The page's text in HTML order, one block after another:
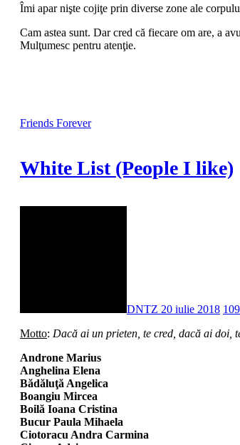
Îmi apar nişte cojiţe prin diverse zone ale
Cam astea sunt. Dar cred că fiecare om are, a
Mulţumesc pentru atenţie.
Friends Forever
White List (People I like)
DNTZ 20 iulie 2018
Motto: Dacă ai un prieten, te cred, dacă ai
Androne Marius
Anghelina Elena
Bădăluţă Angelica
Boangiu Mircea
Boilă Ioana Cristina
Bucur Paula Mihaela
Ciotoracu Andra Carmina